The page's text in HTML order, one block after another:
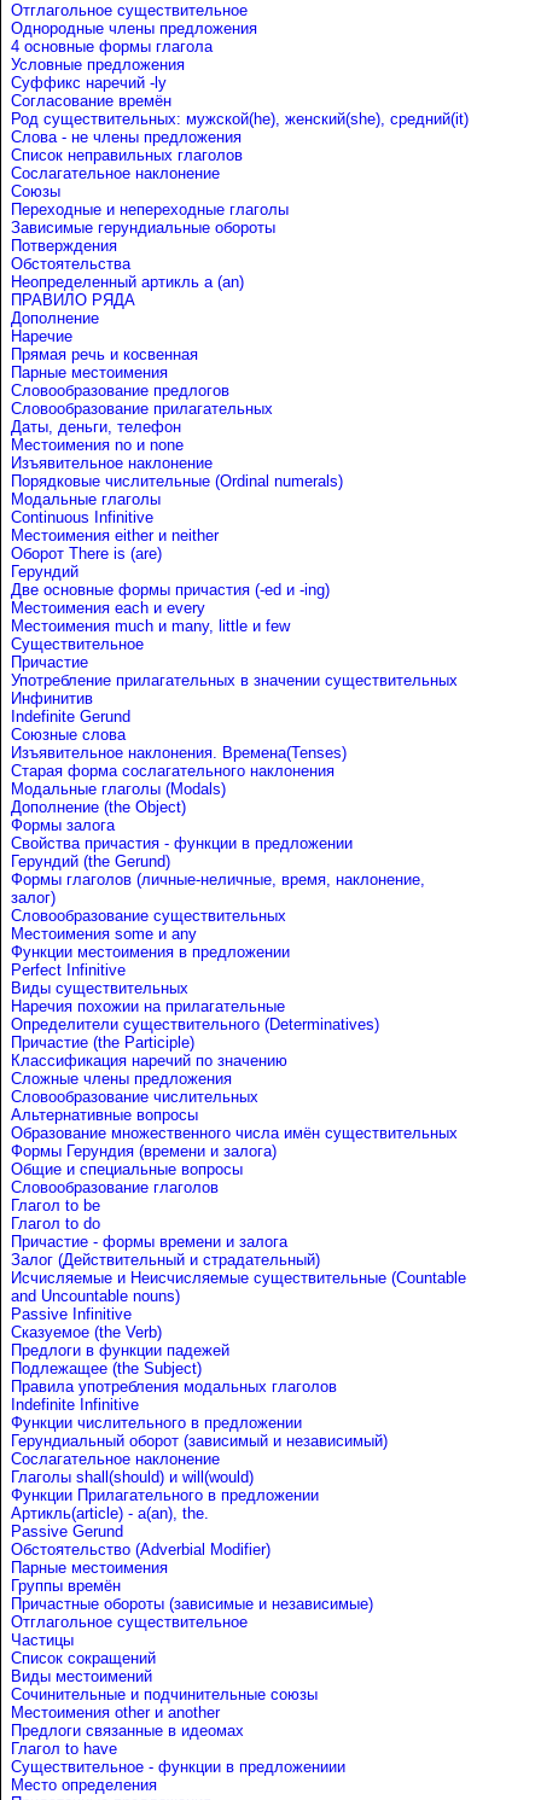
Отглагольное существительное
Однородные члены предложения
4 основные формы глагола
Условные предложения
Cуффикс наречий -ly
Согласование времён
Род существительных: мужской(he), женский(she), средний(it)
Слова - не члены предложения
Список неправильных глаголов
Сослагательное наклонение
Союзы
Переходные и непереходные глаголы
Зависимые герундиальные обороты
Потверждения
Обстоятельства
Неопределенный артикль a (an)
ПРАВИЛО РЯДА
Дополнение
Наречие
Прямая речь и косвенная
Парные местоимения
Словообразование предлогов
Словообразование прилагательных
Даты, деньги, телефон
Местоимения no и none
Изъявительное наклонение
Порядковые числительные (Ordinal numerals)
Модальные глаголы
Continuous Infinitive
Местоимения either и neither
Оборот There is (are)
Герундий
Две основные формы причастия (-ed и -ing)
Местоимения each и every
Местоимения much и many, little и few
Существительное
Причастие
Употребление прилагательных в значении существительных
Инфинитив
Indefinite Gerund
Союзные слова
Изъявительное наклонения. Времена(Tenses)
Старая форма сослагательного наклонения
Модальные глаголы (Modals)
Дополнение (the Object)
Формы залога
Свойства причастия - функции в предложении
Герундий (the Gerund)
Формы глаголов (личные-неличные, время, наклонение,
залог)
Словообразование существительных
Местоимения some и any
Функции местоимения в предложении
Perfect Infinitive
Виды существительных
Наречия похожии на прилагательные
Определители существительного (Determinatives)
Причастие (the Participle)
Классификация наречий по значению
Сложные члены предложения
Словообразование числительных
Альтернативные вопросы
Образование множественного числа имён существительных
Формы Герундия (времени и залога)
Общие и специальные вопросы
Словообразование глаголов
Глагол to be
Глагол to do
Причастие - формы времени и залога
Залог (Действительный и страдательный)
Исчисляемые и Неисчисляемые существительные (Countable
and Uncountable nouns)
Passive Infinitive
Сказуемое (the Verb)
Предлоги в функции падежей
Подлежащее (the Subject)
Правила употребления модальных глаголов
Indefinite Infinitive
Функции числительного в предложении
Герундиальный оборот (зависимый и независимый)
Сослагательное наклонение
Глаголы shall(should) и will(would)
Функции Прилагательного в предложении
Артикль(article) - a(an), the.
Passive Gerund
Обстоятельство (Adverbial Modifier)
Парные местоимения
Группы времён
Причастные обороты (зависимые и независимые)
Отглагольное существительное
Частицы
Список сокращений
Виды местоимений
Сочинительные и подчинительные союзы
Местоимения other и another
Предлоги связанные в идеомах
Глагол to have
Существительное - функции в предложениии
Место определения